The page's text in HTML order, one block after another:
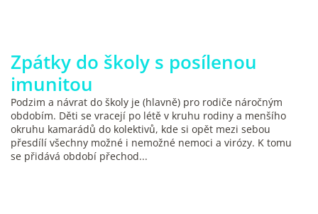
Zpátky do školy s posílenou
imunitou
Podzim a návrat do školy je (hlavně) pro rodiče náročným
obdobím. Děti se vracejí po létě v kruhu rodiny a menšího
okruhu kamarádů do kolektivů, kde si opět mezi sebou
přesdílí všechny možné i nemožné nemoci a virózy. K tomu
se přidává období přechod...